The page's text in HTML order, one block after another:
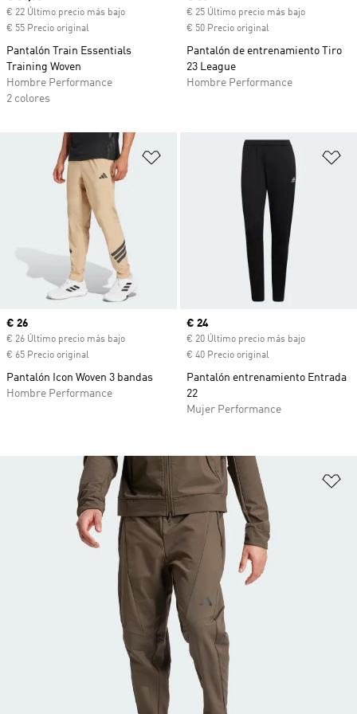
€ 22 Último precio más bajo
€ 55 Precio original
Pantalón Train Essentials
Training Woven
Hombre Performance
2 colores
€ 25 Último precio más bajo
€ 50 Precio original
Pantalón de entrenamiento Tiro
23 League
Hombre Performance
Añadir a la lista de deseos
Precio actual
€ 26
€ 26 Último precio más bajo
€ 65 Precio original
Pantalón Icon Woven 3 bandas
Hombre Performance
Precio actual
€ 24
€ 20 Último precio más bajo
€ 40 Precio original
Pantalón entrenamiento Entrada
22
Mujer Performance